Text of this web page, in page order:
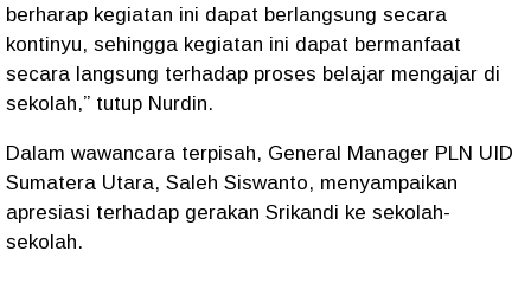
berharap kegiatan ini dapat berlangsung secara
kontinyu, sehingga kegiatan ini dapat bermanfaat
secara langsung terhadap proses belajar mengajar di
sekolah,” tutup Nurdin.
Dalam wawancara terpisah, General Manager PLN UID
Sumatera Utara, Saleh Siswanto, menyampaikan
apresiasi terhadap gerakan Srikandi ke sekolah-
sekolah.